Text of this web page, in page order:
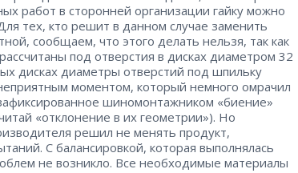
работ в сторонней организации гайку можно
тех, кто решит в данном случае заменить
сообщаем, что этого делать нельзя, так как
под отверстия в дисках диаметром 32
дисках диаметры отверстий под шпильку
моментом, который немного омрачил
шиномонтажником «биение»
«отклонение в их геометрии»). Но
решил не менять продукт,
С балансировкой, которая выполнялась
не возникло. Все необходимые материалы